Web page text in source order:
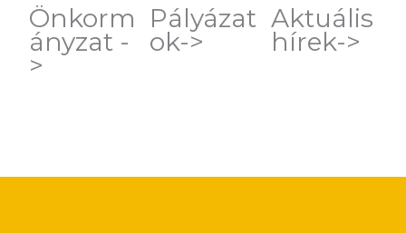
Önkorm
ányzat -
>
Pályázat
ok->
Aktuális
hírek->